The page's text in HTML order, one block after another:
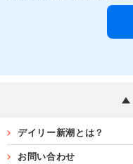
デイリー新潮とは？
お問い合わせ